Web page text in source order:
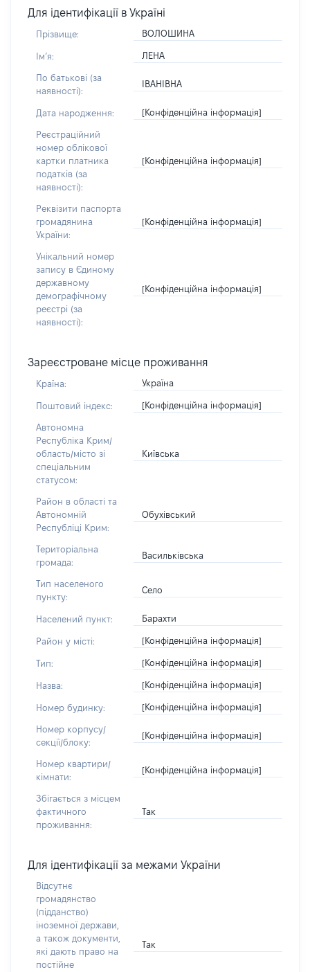
Для ідентифікації в Україні
Прізвище: ВОЛОШИНА
Імʼя: ЛЕНА
По батькові (за
наявності):
ІВАНІВНА
Дата народження: [Конфіденційна інформація]
Реєстраційний
номер облікової
картки платника
податків (за
наявності):
[Конфіденційна інформація]
Реквізити паспорта
громадянина
України:
[Конфіденційна інформація]
Унікальний номер
запису в Єдиному
державному
демографічному
реєстрі (за
наявності):
[Конфіденційна інформація]
Зареєстроване місце проживання
Країна: Україна
Поштовий індекс: [Конфіденційна інформація]
Автономна
Республіка Крим/
область/місто зі
спеціальним
статусом:
Київська
Район в області та
Автономній
Республіці Крим:
Обухівський
Територіальна
громада:
Васильківська
Тип населеного
пункту:
Село
Населений пункт: Барахти
Район у місті: [Конфіденційна інформація]
Тип: [Конфіденційна інформація]
Назва: [Конфіденційна інформація]
Номер будинку: [Конфіденційна інформація]
Номер корпусу/
секції/блоку:
[Конфіденційна інформація]
Номер квартири/
кімнати:
[Конфіденційна інформація]
Збігається з місцем
фактичного
проживання:
Так
Для ідентифікації за межами України
Відсутнє
громадянство
(підданство)
іноземної держави,
а також документи,
які дають право на
постійне
Так